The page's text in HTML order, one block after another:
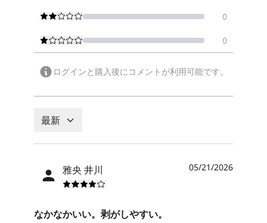
0
0
ログインと購入後にコメントが利用可能です。
最新
雅央 井川 05/21/2026
なかなかいい。剥がしやすい。